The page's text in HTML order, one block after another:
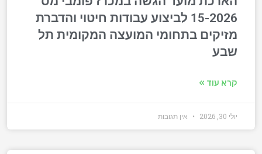
15-2026 לביצוע עבודות חיטוי והדברת
מזיקים בתחומי המועצה המקומית תל
שבע
קרא עוד »
יולי 30, 2026 אין תגובות